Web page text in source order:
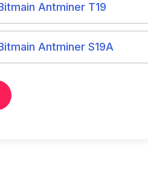
Antminer T19
Antminer S19A